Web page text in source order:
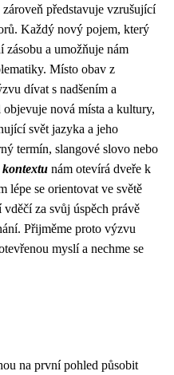
představuje vzrušující
Každý nový pojem, který
zásobu a umožňuje nám
Místo obav z
dívat s nadšením a
nová místa a kultury,
svět jazyka a jeho
termín, slangové slovo nebo
kontextu nám otevírá dveře k
lépe se orientovat ve světě
za svůj úspěch právě
Přijměme proto výzvu
myslí a nechme se
na první pohled působit